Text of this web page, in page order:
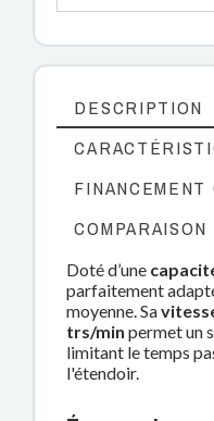
DESCRIPTION
FINANCEMENT
Doté d’une
parfaitement
moyenne. Sa
trs/min permet un
limitant le temps
l'étendoir.